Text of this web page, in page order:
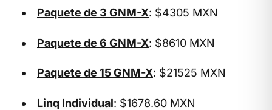
Paquete de 3 GNM-X: $4305 MXN
Paquete de 6 GNM-X: $8610 MXN
Paquete de 15 GNM-X: $21525 MXN
Linq Individual: $1678.60 MXN